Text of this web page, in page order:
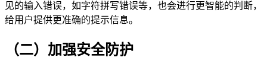
见的输入错误，如字符拼写错误等，也会进行更智能的判断，
给用户提供更准确的提示信息。
（二）加强安全防护